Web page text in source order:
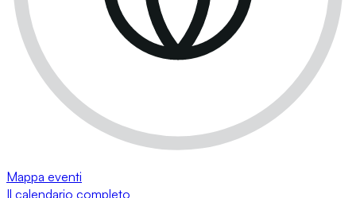
Mappa eventi
Il calendario completo